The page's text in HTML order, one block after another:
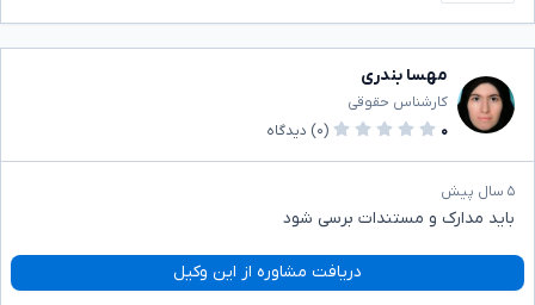
مهسا بندری
کارشناس حقوقی
۰
(۰) دیدگاه
۵ سال پیش
باید مدارک و مستندات برسی شود
دریافت مشاوره از این وکیل